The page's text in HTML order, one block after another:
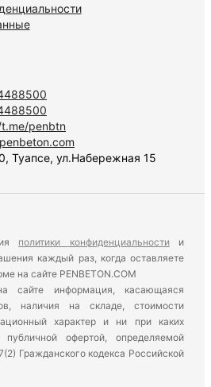
penbtn
Туапсе, ул.Набережная 15
политики конфиденциальностии
каждый раз, когда оставляете
на сайте PENBETON.COM
сайте информация, касающаяся
наличия на складе, стоимости
характер и ни при каких
офертой, определяемой
Гражданского кодекса Российской